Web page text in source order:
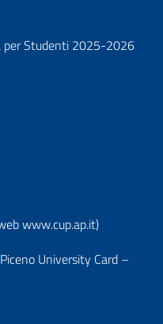
per Studenti 2025-2026
www.cup.ap.it)
University Card –